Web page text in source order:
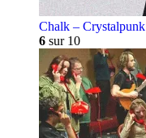
Chalk – Crystalpunk
6 sur 10